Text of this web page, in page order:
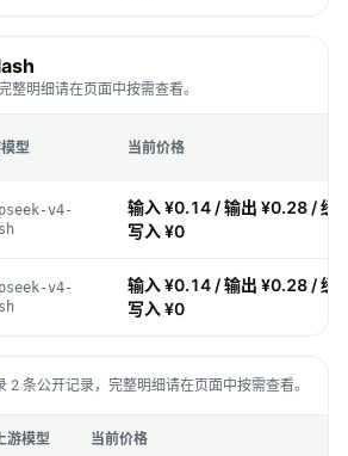
整明细请在页面中按需查看。
型 当前价格
v4-
输入 ¥0.14 / 输出 ¥0.28 / 缓
写入 ¥0
v4-
输入 ¥0.14 / 输出 ¥0.28 / 缓
写入 ¥0
2 条公开记录，完整明细请在页面中按需查看。
游模型 当前价格